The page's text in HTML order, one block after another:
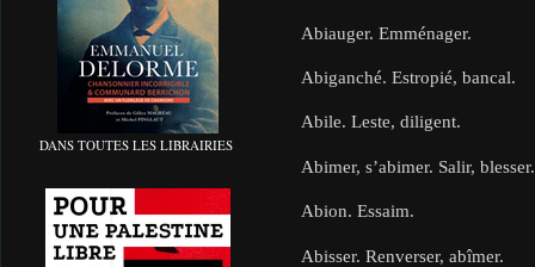
DANS TOUTES LES LIBRAIRIES
Abiauger. Emménager.
Abiganché. Estropié, bancal.
Abile. Leste, diligent.
Abimer, s’abimer. Salir, blesser.
Abion. Essaim.
Abisser. Renverser, abîmer.